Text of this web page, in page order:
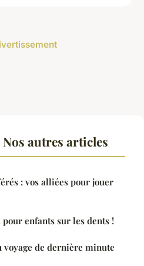
autres articles
: vos alliées pour jouer
enfants sur les dents !
de dernière minute